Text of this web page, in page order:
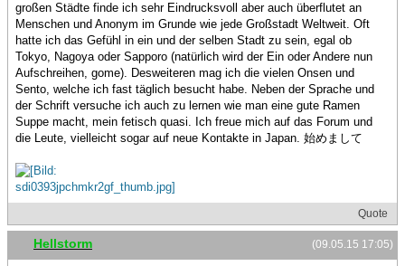
großen Städte finde ich sehr Eindrucksvoll aber auch überflutet an
Menschen und Anonym im Grunde wie jede Großstadt Weltweit. Oft
hatte ich das Gefühl in ein und der selben Stadt zu sein, egal ob
Tokyo, Nagoya oder Sapporo (natürlich wird der Ein oder Andere nun
Aufschreihen, gome). Desweiteren mag ich die vielen Onsen und
Sento, welche ich fast täglich besucht habe. Neben der Sprache und
der Schrift versuche ich auch zu lernen wie man eine gute Ramen
Suppe macht, mein fetisch quasi. Ich freue mich auf das Forum und
die Leute, vielleicht sogar auf neue Kontakte in Japan. 始めまして
Quote
(09.05.15 17:05)
Hellstorm